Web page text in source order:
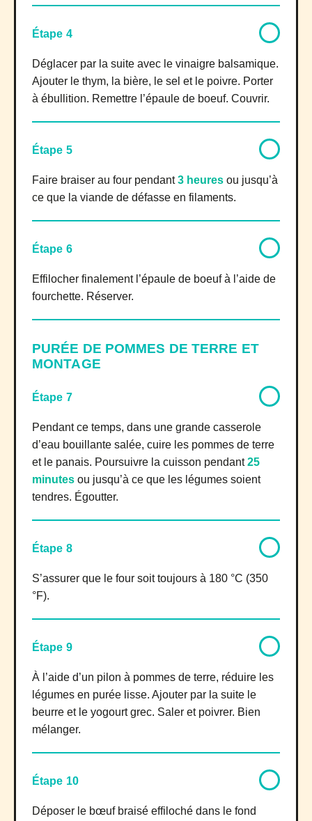
Étape 4
Déglacer par la suite avec le vinaigre balsamique.
Ajouter le thym, la bière, le sel et le poivre. Porter
à ébullition. Remettre l’épaule de boeuf. Couvrir.
Étape 5
Faire braiser au four pendant3 heures ou jusqu’à
ce que la viande de défasse en filaments.
Étape 6
Effilocher finalement l’épaule de boeuf à l’aide de
fourchette. Réserver.
PURÉE DE POMMES DE TERRE ET
MONTAGE
Étape 7
Pendant ce temps, dans une grande casserole
d’eau bouillante salée, cuire les pommes de terre
et le panais. Poursuivre la cuisson pendant25
minutes ou jusqu’à ce que les légumes soient
tendres. Égoutter.
Étape 8
S’assurer que le four soit toujours à 180 °C (350
°F).
Étape 9
À l’aide d’un pilon à pommes de terre, réduire les
légumes en purée lisse. Ajouter par la suite le
beurre et le yogourt grec. Saler et poivrer. Bien
mélanger.
Étape 10
Déposer le bœuf braisé effiloché dans le fond